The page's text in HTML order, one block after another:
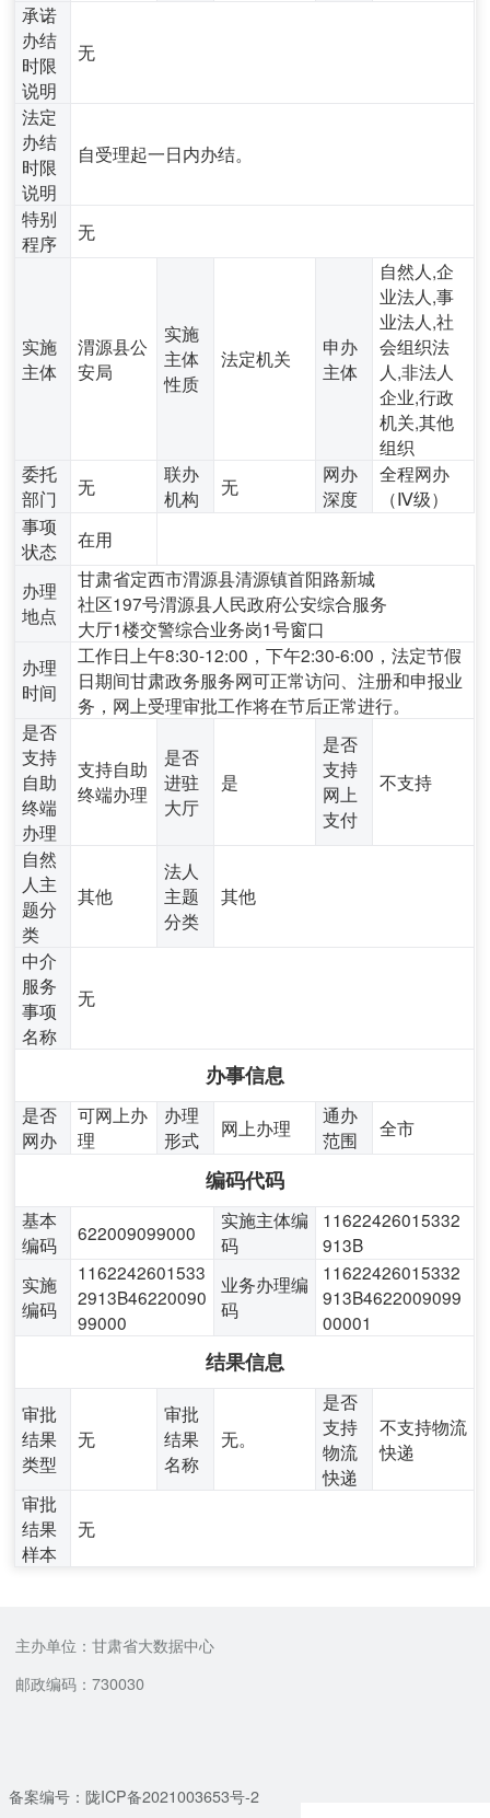
承诺
办结
时限
说明
无
法定
办结
时限
说明
自受理起一日内办结。
特别
程序
无
实施
主体
渭源县公
安局
实施
主体
性质
法定机关
申办
主体
自然人,企
业法人,事
业法人,社
会组织法
人,非法人
企业,行政
机关,其他
组织
委托
部门
无
联办
机构
无
网办
深度
全程网办
（Ⅳ级）
事项
状态
在用
办理
地点
甘肃省定西市渭源县清源镇首阳路新城
社区197号渭源县人民政府公安综合服务
大厅1楼交警综合业务岗1号窗口
办理
时间
工作日上午8:30-12:00，下午2:30-6:00，法定节假
日期间甘肃政务服务网可正常访问、注册和申报业
务，网上受理审批工作将在节后正常进行。
是否
支持
自助
终端
办理
支持自助
终端办理
是否
进驻
大厅
是
是否
支持
网上
支付
不支持
自然
人主
题分
类
其他
法人
主题
分类
其他
中介
服务
事项
名称
无
办事信息
是否
网办
可网上办
理
办理
形式
网上办理
通办
范围
全市
编码代码
基本
编码
622009099000
实施主体编
码
11622426015332
913B
实施
编码
1162242601533
2913B46220090
99000
业务办理编
码
11622426015332
913B4622009099
00001
结果信息
审批
结果
类型
无
审批
结果
名称
无。
是否
支持
物流
快递
不支持物流
快递
审批
结果
样本
无
主办单位：甘肃省大数据中心
邮政编码：730030
备案编号：陇ICP备2021003653号-2